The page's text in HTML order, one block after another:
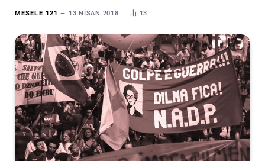
MESELE 121 13 NISAN 2018 13